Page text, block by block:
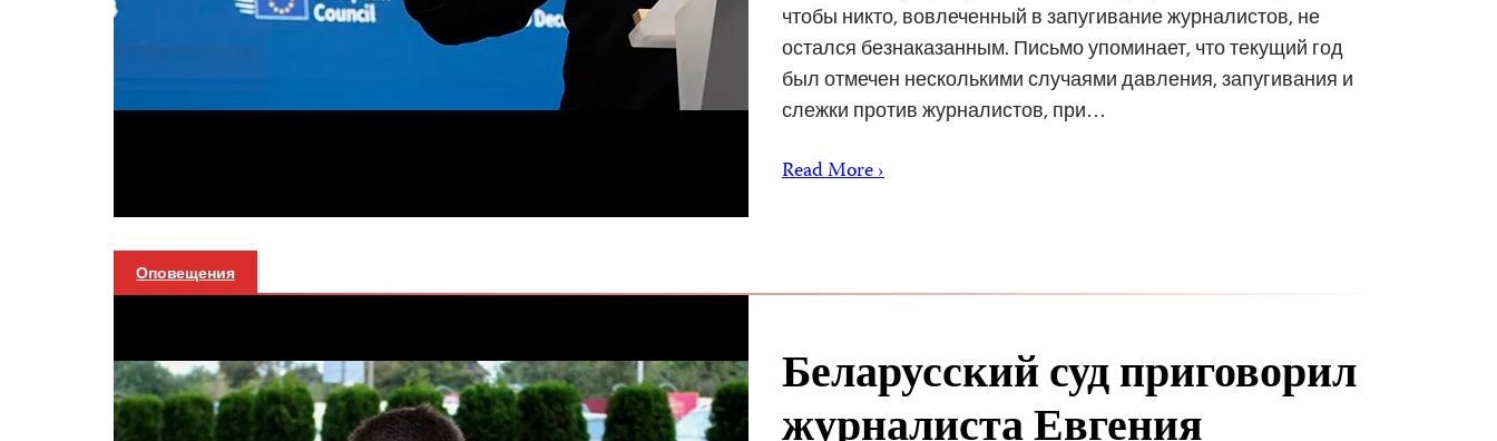
чтобы никто, вовлеченный в запугивание журналистов, не
остался безнаказанным. Письмо упоминает, что текущий год
был отмечен несколькими случаями давления, запугивания и
слежки против журналистов, при…
Read More ›
Оповещения
Беларусский суд приговорил